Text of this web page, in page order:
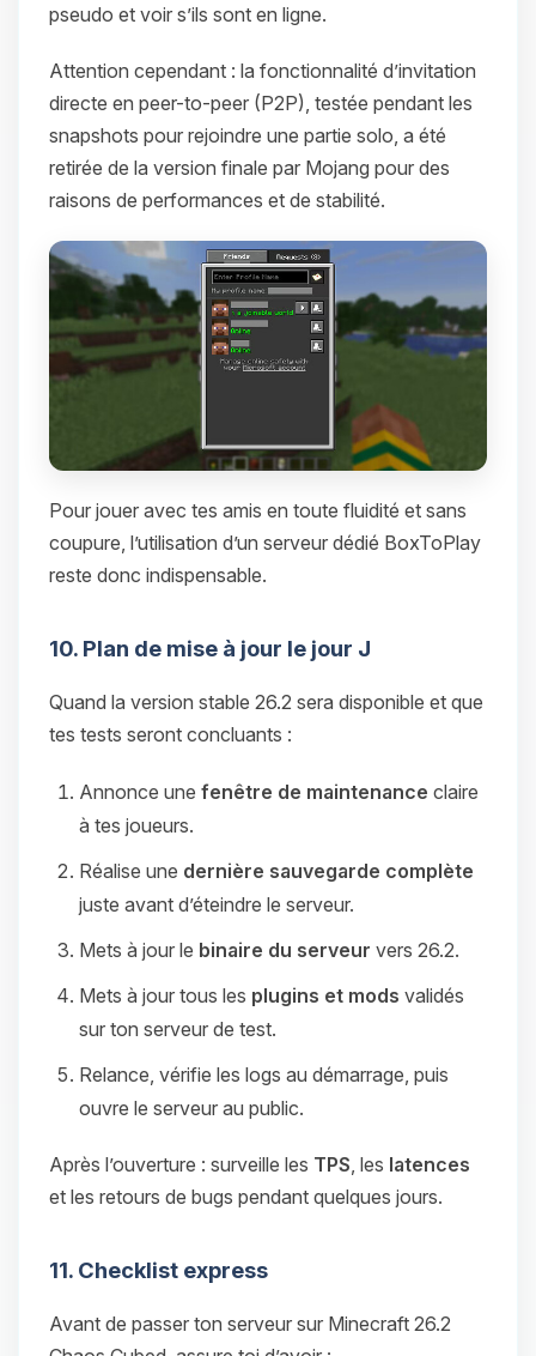
pseudo et voir s’ils sont en ligne.
Attention cependant : la fonctionnalité d’invitation
directe en peer-to-peer (P2P), testée pendant les
snapshots pour rejoindre une partie solo, a été
retirée de la version finale par Mojang pour des
raisons de performances et de stabilité.
Pour jouer avec tes amis en toute fluidité et sans
coupure, l’utilisation d’un serveur dédié BoxToPlay
reste donc indispensable.
10. Plan de mise à jour le jour J
Quand la version stable 26.2 sera disponible et que
tes tests seront concluants :
Annonce une fenêtre de maintenance claire
à tes joueurs.
Réalise une dernière sauvegarde complète
juste avant d’éteindre le serveur.
Mets à jour le binaire du serveur vers 26.2.
Mets à jour tous les plugins et mods validés
sur ton serveur de test.
Relance, vérifie les logs au démarrage, puis
ouvre le serveur au public.
Après l’ouverture : surveille les TPS , les latences
et les retours de bugs pendant quelques jours.
11. Checklist express
Avant de passer ton serveur sur Minecraft 26.2